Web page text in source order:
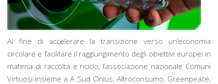
Al fine di accelerare la transizione verso un’economia
circolare e facilitare il raggiungimento degli obiettivi europei in
materia di raccolta e riciclo, l’associazione nazionale Comuni
Virtuosi insieme a A Sud Onlus, Altroconsumo, Greenpeace,